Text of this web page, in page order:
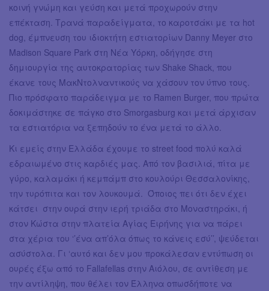
κοινή γνώμη και γεύση και μετά προχωρούν στην
επέκταση. Τρανά παραδείγματα, το καροτσάκι με τα hot
dog, έμπνευση του ιδιοκτήτη εστιατορίων Danny Meyer στο
Madison Square Park στη Νέα Υόρκη, οδήγησε στη
δημιουργία της αυτοκρατορίας των Shake Shack, που
έκανε τους ΜακΝτολναντικούς να χάσουν τον ύπνο τους.
Πιο πρόσφατο παράδειγμα με το Ramen Burger, που πρώτα
δοκιμάστηκε σε πάγκο στο Smorgasburg και μετά άρχισαν
τα εστιατόρια να ξεπηδούν το ένα μετά το άλλο.
Κι εμείς στην Ελλάδα έχουμε το street food πολύ καλά
εδραιωμένο στις καρδιές μας. Από τον βασιλιά, πίτα με
γύρο, καλαμάκι ή κεμπάμπ στο κουλούρι Θεσσαλονίκης,
την τυρόπιτα και τον λουκουμά. Όποιος πει ότι δεν έχει
κάτσει στην ουρά στην ιερή τριάδα στο Μοναστηράκι, ή
στον Κώστα στην πλατεία Αγίας Ειρήνης για να πάρει
στα χέρια του ‘’ένα απ’όλα όπως το κάνεις εσύ’’, ψεύδεται
ασύστολα. Γι ‘αυτό και δεν μου προκάλεσαν εντύπωση οι
ουρές έξω από το Fallafellas στην Αιόλου, σε αντίθεση με
την αντίληψη, που θέλει τον Έλληνα οπωσδήποτε να